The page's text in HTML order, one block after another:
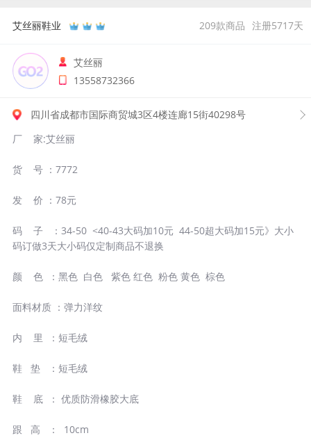
柔软舒适
艾丝丽鞋业 209款商品 注册5717天
艾丝丽
13558732366
四川省成都市国际商贸城3区4楼连廊15街40298号
厂 家:艾丝丽
货 号 ：7772
发 价 ：78元
码 子 ：34-50 <40-43大码加10元 44-50超大码加15元》大小
码订做3天大小码仅定制商品不退换
颜 色 ：黑色 白色 紫色 红色 粉色 黄色 棕色
面料材质 ：弹力洋纹
内 里 ：短毛绒
鞋 垫 ：短毛绒
鞋 底 ： 优质防滑橡胶大底
跟 高 ： 10cm